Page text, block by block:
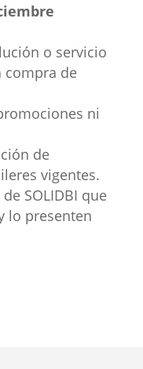
o servicio
compra de
ni
de
vigentes.
SOLIDBI que
lo presenten